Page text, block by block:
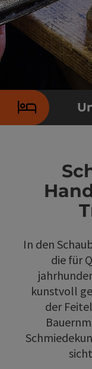
In den
die für
kunstvoll
der